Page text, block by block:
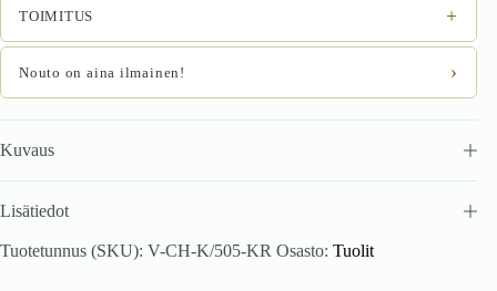
TOIMITUS +
Nouto on aina ilmainen! ›
Kuvaus
Lisätiedot
Tuotetunnus (SKU): V-CH-K/505-KR Osasto: Tuolit